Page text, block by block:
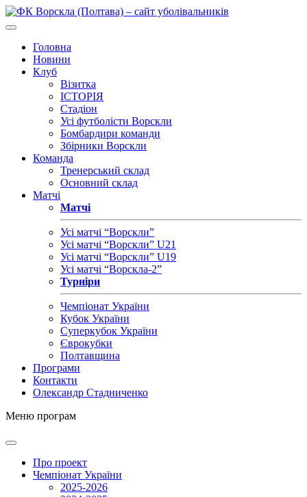
Головна
Новини
Клуб
Візитка
ІСТОРІЯ
Стадіон
Усі футболісти Ворскли
Бомбардири команди
Збірники Ворскли
Команда
Тренерський склад
Основний склад
Матчі
Матчі
Усі матчі “Ворскли”
Усі матчі “Ворскли” U21
Усі матчі “Ворскли” U19
Усі матчі “Ворскла-2”
Турніри
Чемпіонат України
Кубок України
Суперкубок України
Єврокубки
Полтавщина
Програми
Контакти
Олександр Стадниченко
Меню програм
Про проект
Чемпіонат України
2025-2026